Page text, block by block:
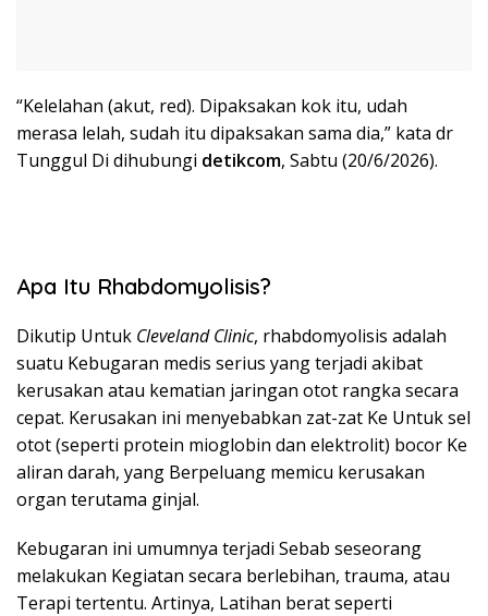
“Kelelahan (akut, red). Dipaksakan kok itu, udah
merasa lelah, sudah itu dipaksakan sama dia,” kata dr
Tunggul Di dihubungi detikcom, Sabtu (20/6/2026).
Apa Itu Rhabdomyolisis?
Dikutip Untuk Cleveland Clinic, rhabdomyolisis adalah
suatu Kebugaran medis serius yang terjadi akibat
kerusakan atau kematian jaringan otot rangka secara
cepat. Kerusakan ini menyebabkan zat-zat Ke Untuk sel
otot (seperti protein mioglobin dan elektrolit) bocor Ke
aliran darah, yang Berpeluang memicu kerusakan
organ terutama ginjal.
Kebugaran ini umumnya terjadi Sebab seseorang
melakukan Kegiatan secara berlebihan, trauma, atau
Terapi tertentu. Artinya, Latihan berat seperti